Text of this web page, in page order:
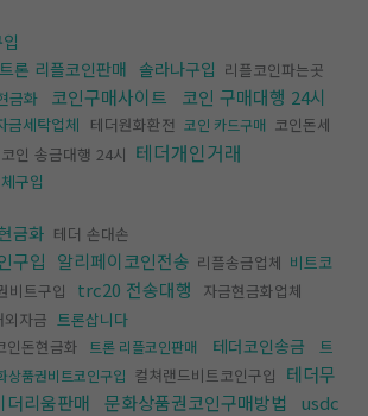
트론 리플코인판매 솔라나구입 리플코인파는곳
금화 코인구매사이트 코인 구매대행 24시
금세탁업체 테더원화환전 코인 카드구매 코인돈세
코인 송금대행 24시 테더개인거래
구입
금화 테더 손대손
구입 알리페이코인전송 리플송금업체 비트코
비트구입 trc20 전송대행 자금현금화업체
외자금 트론삽니다
인돈현금화 트론 리플코인판매 테더코인송금
트
상품권비트코인구입 컬쳐랜드비트코인구입 테더무
더리움판매 문화상품권코인구매방법
usdc